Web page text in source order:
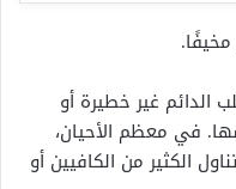
الدائم غير خطيرة أو
في معظم الأحيان،
الكثير من الكافيين أو